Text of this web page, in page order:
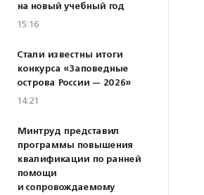
на новый учебный год
15:16
Стали известны итоги
конкурса «Заповедные
острова России — 2026»
14:21
Минтруд представил
программы повышения
квалификации по ранней
помощи
и сопровождаемому